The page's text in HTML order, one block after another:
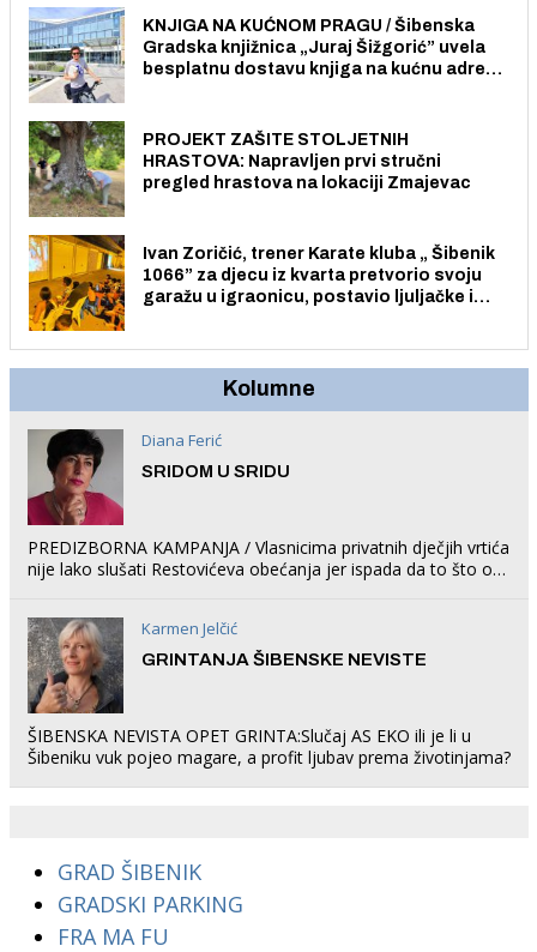
KNJIGA NA KUĆNOM PRAGU / Šibenska
Gradska knjižnica „Juraj Šižgorić” uvela
besplatnu dostavu knjiga na kućnu adresu
PROJEKT ZAŠITE STOLJETNIH
HRASTOVA: Napravljen prvi stručni
pregled hrastova na lokaciji Zmajevac
Ivan Zoričić, trener Karate kluba „ Šibenik
1066” za djecu iz kvarta pretvorio svoju
garažu u igraonicu, postavio ljuljačke i
Kolumne
Diana Ferić
SRIDOM U SRIDU
PREDIZBORNA KAMPANJA / Vlasnicima privatnih dječjih vrtića
nije lako slušati Restovićeva obećanja jer ispada da to što oni
Karmen Jelčić
GRINTANJA ŠIBENSKE NEVISTE
ŠIBENSKA NEVISTA OPET GRINTA:Slučaj AS EKO ili je li u
Šibeniku vuk pojeo magare, a profit ljubav prema životinjama?
GRAD ŠIBENIK
GRADSKI PARKING
FRA MA FU